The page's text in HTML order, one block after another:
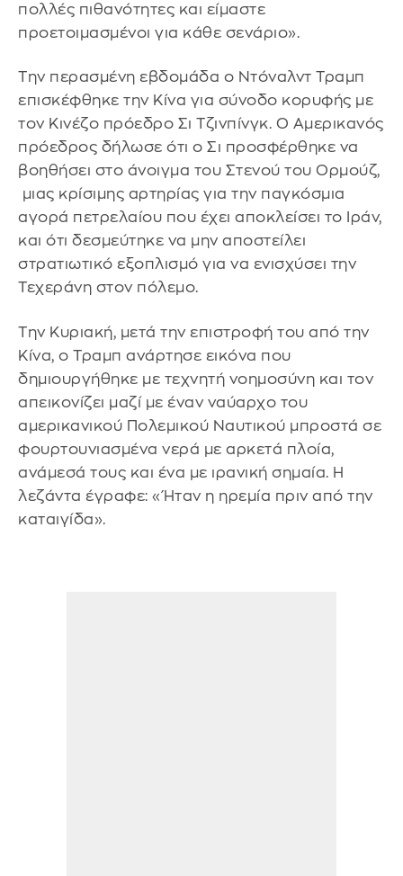
πολλές πιθανότητες και είμαστε
προετοιμασμένοι για κάθε σενάριο».
Την περασμένη εβδομάδα ο Ντόναλντ Τραμπ
επισκέφθηκε την Κίνα για σύνοδο κορυφής με
τον Κινέζο πρόεδρο Σι Τζινπίνγκ. Ο Αμερικανός
πρόεδρος δήλωσε ότι ο Σι προσφέρθηκε να
βοηθήσει στο άνοιγμα του Στενού του Ορμούζ,
μιας κρίσιμης αρτηρίας για την παγκόσμια
αγορά πετρελαίου που έχει αποκλείσει το Ιράν,
και ότι δεσμεύτηκε να μην αποστείλει
στρατιωτικό εξοπλισμό για να ενισχύσει την
Τεχεράνη στον πόλεμο.
Την Κυριακή, μετά την επιστροφή του από την
Κίνα, ο Τραμπ ανάρτησε εικόνα που
δημιουργήθηκε με τεχνητή νοημοσύνη και τον
απεικονίζει μαζί με έναν ναύαρχο του
αμερικανικού Πολεμικού Ναυτικού μπροστά σε
φουρτουνιασμένα νερά με αρκετά πλοία,
ανάμεσά τους και ένα με ιρανική σημαία. Η
λεζάντα έγραφε: «Ήταν η ηρεμία πριν από την
καταιγίδα».